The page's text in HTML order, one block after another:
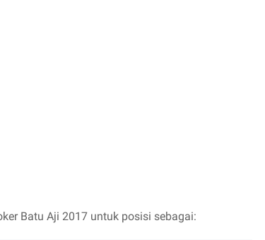
Batu Aji 2017 untuk posisi sebagai: